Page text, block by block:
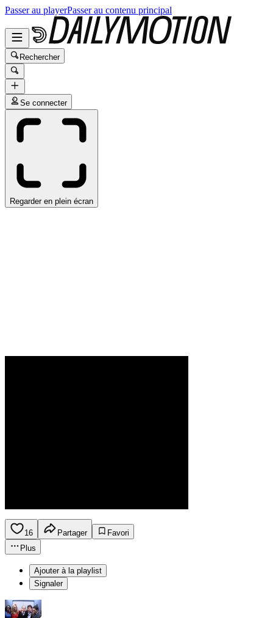
Passer au playerPasser au contenu principal
Rechercher
Se connecter
Regarder en plein écran
16 Partager
Favori
Plus
Ajouter à la playlist
Signaler